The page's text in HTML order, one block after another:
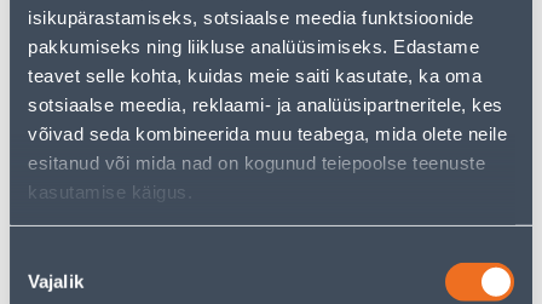
isikupärastamiseks, sotsiaalse meedia funktsioonide
pakkumiseks ning liikluse analüüsimiseks. Edastame
teavet selle kohta, kuidas meie saiti kasutate, ka oma
sotsiaalse meedia, reklaami- ja analüüsipartneritele, kes
võivad seda kombineerida muu teabega, mida olete neile
esitanud või mida nad on kogunud teiepoolse teenuste
kasutamise käigus.
valik
Vajalik
Vaata saadavust
• Kaherealine kardinapuu hoidja lakke.
• Kõrgusega 8,5 cm, laiusega 11 cm ning läbimõõduga
19 mm.
• Värv: must.